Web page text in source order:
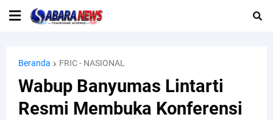
Beranda FRIC - NASIONAL
Wabup Banyumas Lintarti
Resmi Membuka Konferensi